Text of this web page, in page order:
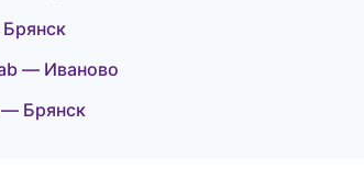
— Иваново
Брянск